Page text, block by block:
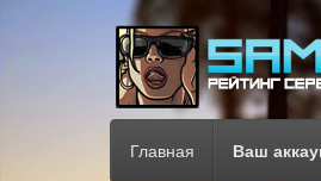
Главная Ваш